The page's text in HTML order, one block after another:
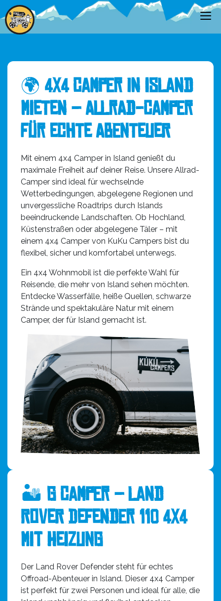
🌍 4x4 Camper in Island
mieten – Allrad-Camper
für echte Abenteuer
Mit einem 4x4 Camper in Island genießt du
maximale Freiheit auf deiner Reise. Unsere Allrad-
Camper sind ideal für wechselnde
Wetterbedingungen, abgelegene Regionen und
unvergessliche Roadtrips durch Islands
beeindruckende Landschaften. Ob Hochland,
Küstenstraßen oder abgelegene Täler – mit
einem 4x4 Camper von KuKu Campers bist du
flexibel, sicher und komfortabel unterwegs.
Ein 4x4 Wohnmobil ist die perfekte Wahl für
Reisende, die mehr von Island sehen möchten.
Entdecke Wasserfälle, heiße Quellen, schwarze
Strände und spektakuläre Natur mit einem
Camper, der für Island gemacht ist.
🏜 G Camper – Land
Rover Defender 110 4x4
mit Heizung
Der Land Rover Defender steht für echtes
Offroad-Abenteuer in Island. Dieser 4x4 Camper
ist perfekt für zwei Personen und ideal für alle, die